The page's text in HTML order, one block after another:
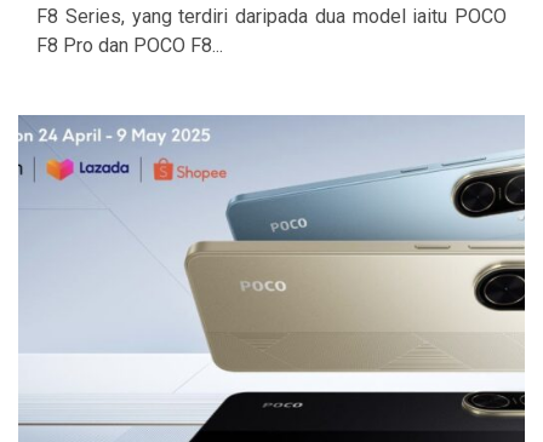
F8 Series, yang terdiri daripada dua model iaitu POCO
F8 Pro dan POCO F8...